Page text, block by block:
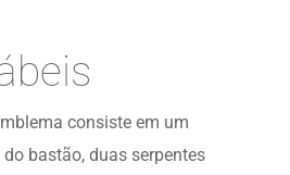
consiste em um
bastão, duas serpentes